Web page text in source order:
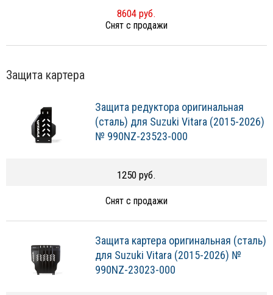
8604 руб.
Снят с продажи
Защита картера
Защита редуктора оригинальная
(сталь) для Suzuki Vitara (2015-2026)
№ 990NZ-23523-000
1250 руб.
Снят с продажи
Защита картера оригинальная (сталь)
для Suzuki Vitara (2015-2026) №
990NZ-23023-000